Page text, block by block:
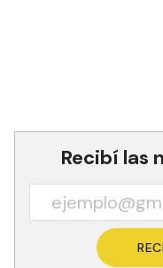
Recibí las